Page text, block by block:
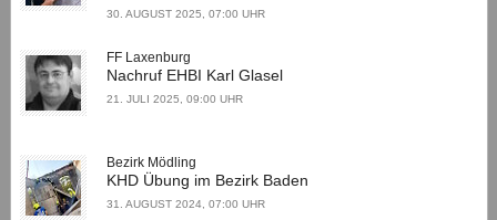
30. AUGUST 2025, 07:00 UHR
FF Laxenburg
Nachruf EHBI Karl Glasel
21. JULI 2025, 09:00 UHR
Bezirk Mödling
KHD Übung im Bezirk Baden
31. AUGUST 2024, 07:00 UHR